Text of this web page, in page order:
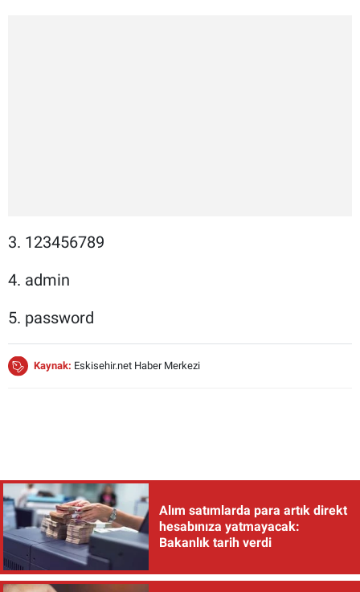
3. 123456789
4. admin
5. password
Kaynak: Eskisehir.net Haber Merkezi
Alım satımlarda para artık direkt
hesabınıza yatmayacak:
Bakanlık tarih verdi